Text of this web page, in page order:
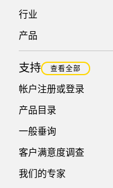
行业
产品
支持 查看全部
帐户注册或登录
产品目录
一般垂询
客户满意度调查
我们的专家